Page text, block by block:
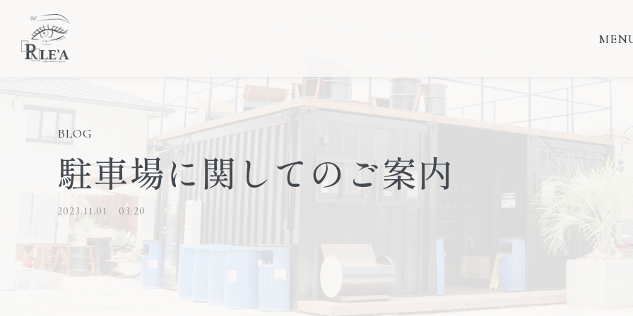
BLOG
駐車場に関してのご案内
2023.11.01 03:20